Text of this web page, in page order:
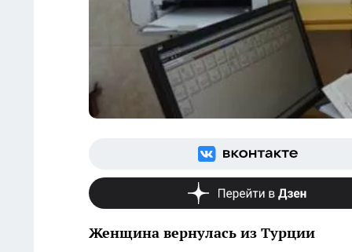
Женщина вернулась из Турции